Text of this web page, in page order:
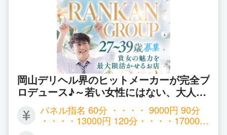
岡山デリヘル界のヒットメーカーが完全プ
ロデュース♪～若い女性にはない、大人の
魅力を活かせるお店～岡山一働きやす稼げ
る〝お姉さん店〟アナタの『卒業』まで見
パネル指名 60分 ・・・・ 9000円 90分
・・・・13000円 120分・・・・17000円